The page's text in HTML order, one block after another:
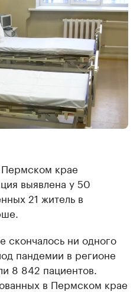
крае
выявлена у 50
21 житель в
скончалось ни одного
пандемии в регионе
8 842 пациентов.
в Пермском крае